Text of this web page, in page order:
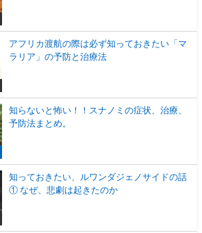
アフリカ渡航の際は必ず知っておきたい「マ
ラリア」の予防と治療法
知らないと怖い！！スナノミの症状、治療、
予防法まとめ。
知っておきたい、ルワンダジェノサイドの話
① なぜ、悲劇は起きたのか